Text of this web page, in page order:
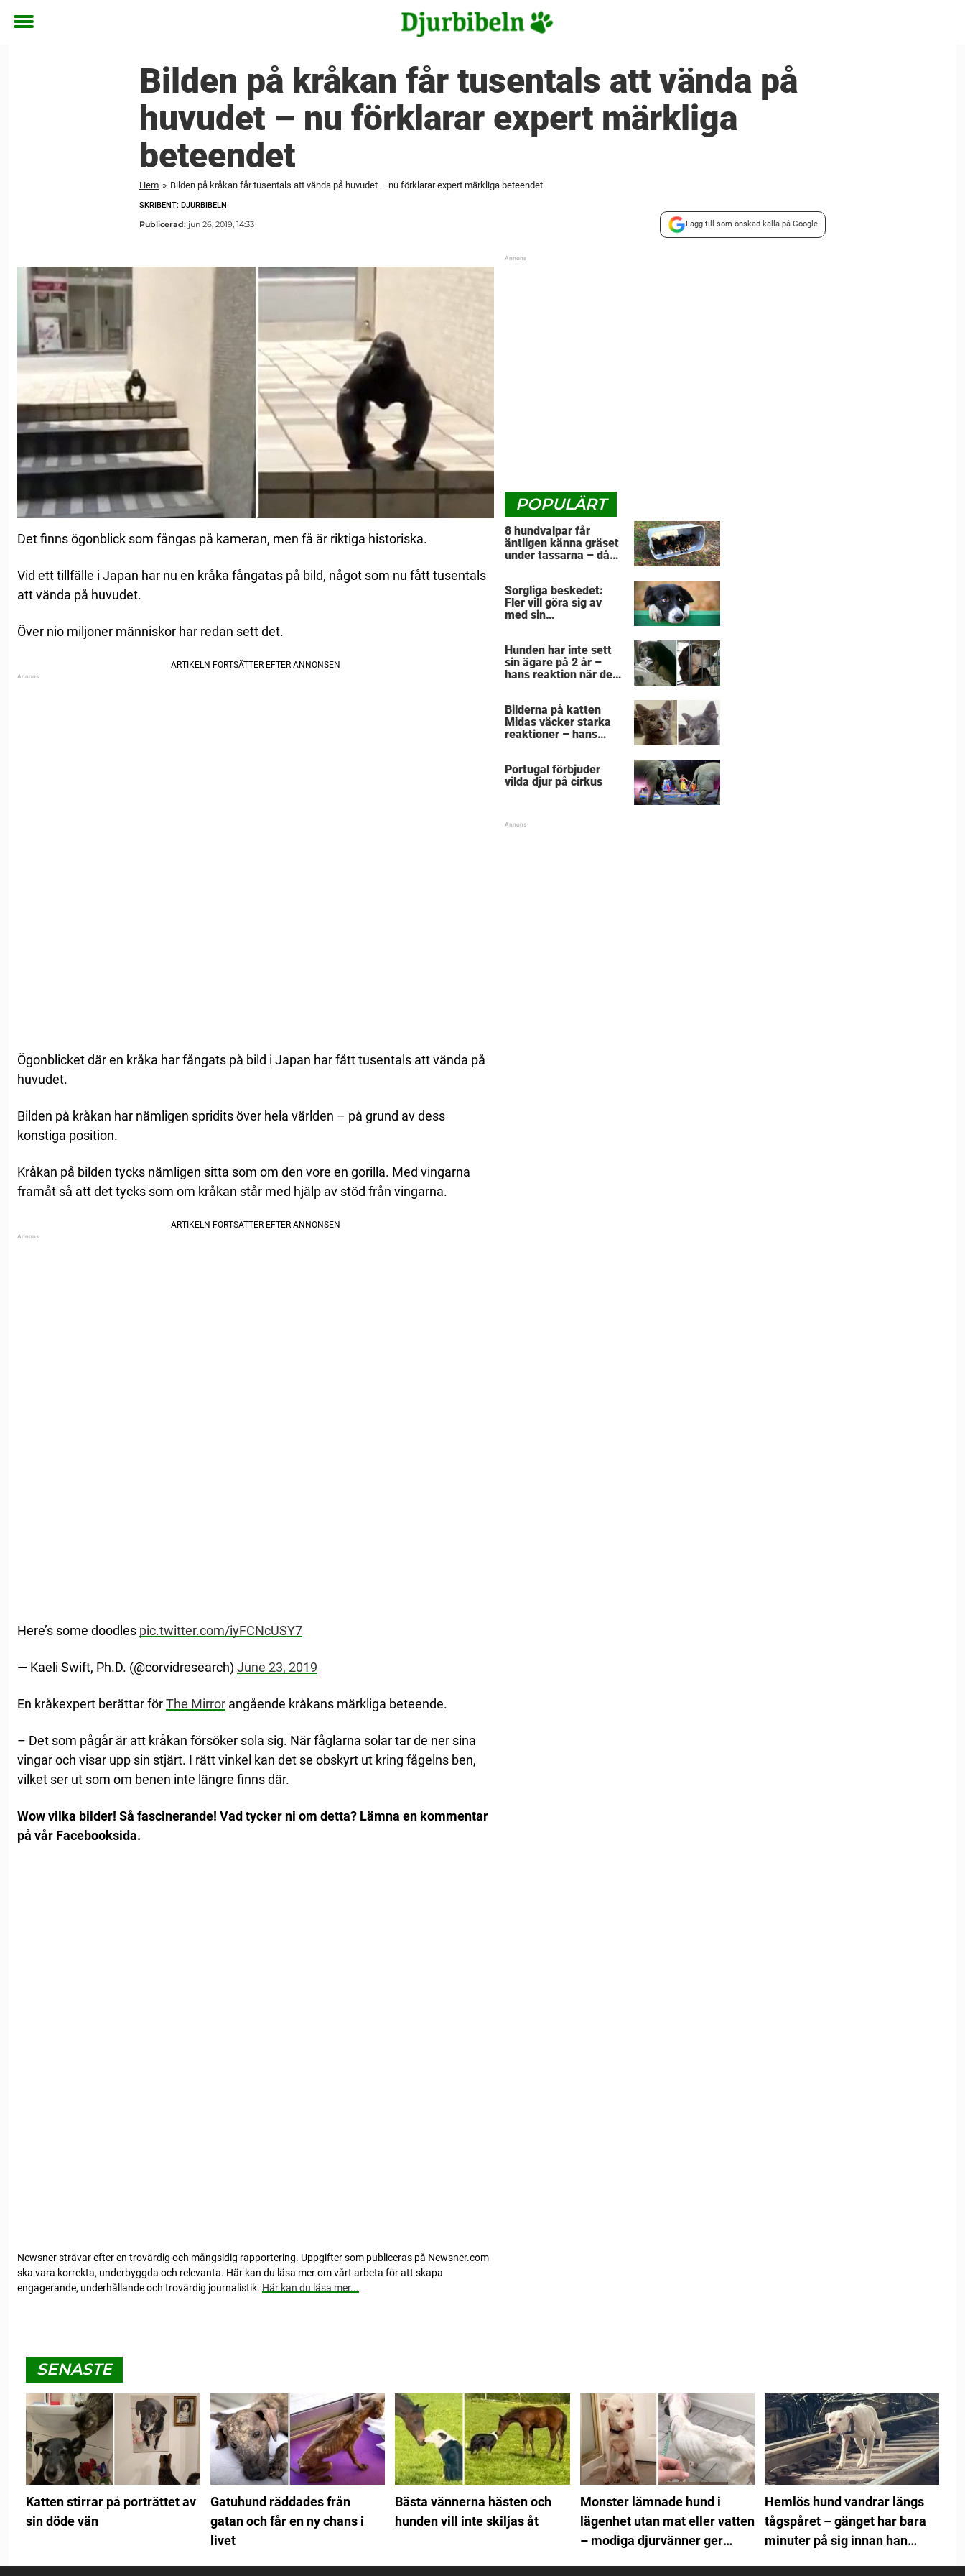
Toggle
Bilden på kråkan får tusentals att vända på
huvudet – nu förklarar expert märkliga
beteendet
Hem » Bilden på kråkan får tusentals att vända på huvudet – nu förklarar expert märkliga beteendet
SKRIBENT: DJURBIBELN
Publicerad: jun 26, 2019, 14:33 Lägg till som önskad källa på Google
Det finns ögonblick som fångas på kameran, men få är riktiga historiska.
Vid ett tillfälle i Japan har nu en kråka fångatas på bild, något som nu fått tusentals
att vända på huvudet.
Över nio miljoner människor har redan sett det.
Ögonblicket där en kråka har fångats på bild i Japan har fått tusentals att vända på
huvudet.
Bilden på kråkan har nämligen spridits över hela världen – på grund av dess
konstiga position.
Kråkan på bilden tycks nämligen sitta som om den vore en gorilla. Med vingarna
framåt så att det tycks som om kråkan står med hjälp av stöd från vingarna.
Here’s some doodles pic.twitter.com/iyFCNcUSY7
— Kaeli Swift, Ph.D. (@corvidresearch) June 23, 2019
En kråkexpert berättar förThe Mirror angående kråkans märkliga beteende.
– Det som pågår är att kråkan försöker sola sig. När fåglarna solar tar de ner sina
vingar och visar upp sin stjärt. I rätt vinkel kan det se obskyrt ut kring fågelns ben,
vilket ser ut som om benen inte längre finns där.
Wow vilka bilder! Så fascinerande! Vad tycker ni om detta? Lämna en kommentar
på vår Facebooksida.
Newsner strävar efter en trovärdig och mångsidig rapportering. Uppgifter som publiceras på Newsner.com
ska vara korrekta, underbyggda och relevanta. Här kan du läsa mer om vårt arbeta för att skapa
engagerande, underhållande och trovärdig journalistik. Här kan du läsa mer...
POPULÄRT
8 hundvalpar får
äntligen känna gräset
under tassarna – då
Sorgliga beskedet:
Fler vill göra sig av
med sin
Hunden har inte sett
sin ägare på 2 år –
hans reaktion när de
Bilderna på katten
Midas väcker starka
reaktioner – hans
Portugal förbjuder
vilda djur på cirkus
SENASTE
Katten stirrar på porträttet av
sin döde vän
Gatuhund räddades från
gatan och får en ny chans i
livet
Bästa vännerna hästen och
hunden vill inte skiljas åt
Monster lämnade hund i
lägenhet utan mat eller vatten
– modiga djurvänner ger
Hemlös hund vandrar längs
tågspåret – gänget har bara
minuter på sig innan han